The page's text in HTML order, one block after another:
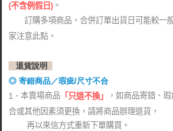
(不含例假日) 。
訂購多項商品，合併訂單出貨日可能較一
家注意此點。
退貨說明
◎ 寄錯商品／瑕疵/尺寸不合
1． 本賣場商品 「只退不換」
，如商品寄錯、
合或其他因素須更換，請將商品辦理退貨，
再以來信方式重新下單購買。